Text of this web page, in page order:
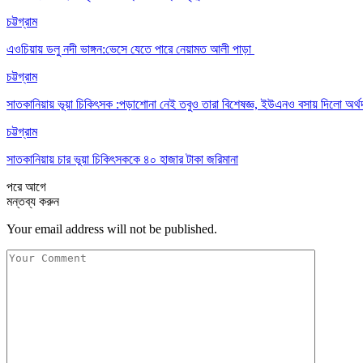
চট্টগ্রাম
এওচিয়ায় ডলু নদী ভাঙ্গন:ভেসে যেতে পারে নেয়ামত আলী পাড়া
চট্টগ্রাম
সাতকানিয়ায় ভূয়া চিকিৎসক :পড়াশোনা নেই তবুও তারা বিশেষজ্ঞ, ইউএনও বসায় দিলো
চট্টগ্রাম
সাতকানিয়ায় চার ভুয়া চিকিৎসককে ৪০ হাজার টাকা জরিমানা
পরেআগে
মন্তব্য করুন
Your email address will not be published.